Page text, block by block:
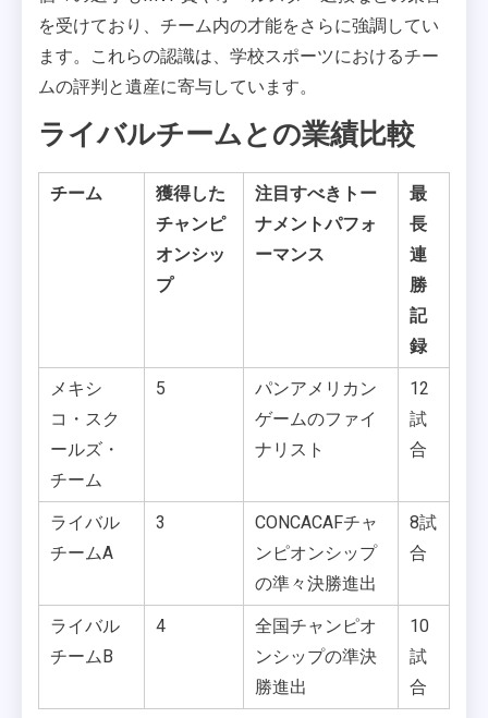
を受けており、チーム内の才能をさらに強調してい
ます。これらの認識は、学校スポーツにおけるチー
ムの評判と遺産に寄与しています。
ライバルチームとの業績比較
チーム
獲得した
チャンピ
オンシッ
プ
注目すべきトー
ナメントパフォ
ーマンス
最
長
連
勝
記
録
メキシ
コ・スク
ールズ・
チーム
5
パンアメリカン
ゲームのファイ
ナリスト
12
試
合
ライバル
チームA
3
CONCACAFチャ
ンピオンシップ
の準々決勝進出
8試
合
ライバル
チームB
4
全国チャンピオ
ンシップの準決
勝進出
10
試
合